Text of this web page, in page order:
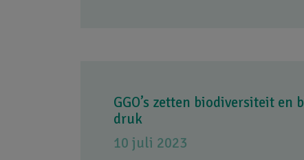
GGO’s zetten biodiversiteit
druk
10 juli 2023